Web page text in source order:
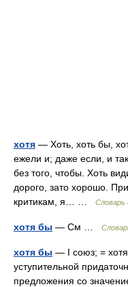
хотя — Хоть, хоть бы,
ежели и; даже если, и
без того, чтобы. Хоть
дорого, зато хорошо.
критикам, я… …
Словарь
хотя бы — См …
хотя бы — I союз; =
уступительной
предложения со